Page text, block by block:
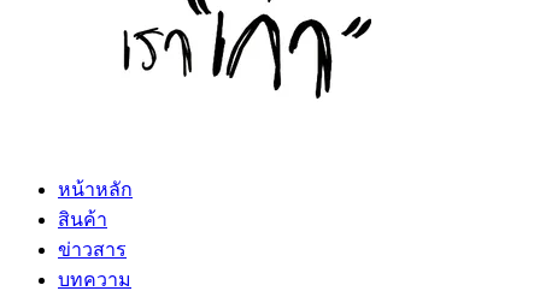
หน้าหลัก
สินค้า
ข่าวสาร
บทความ